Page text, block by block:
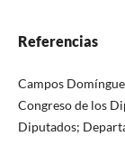
Referencias
Campos
Congreso de los
Diputados;